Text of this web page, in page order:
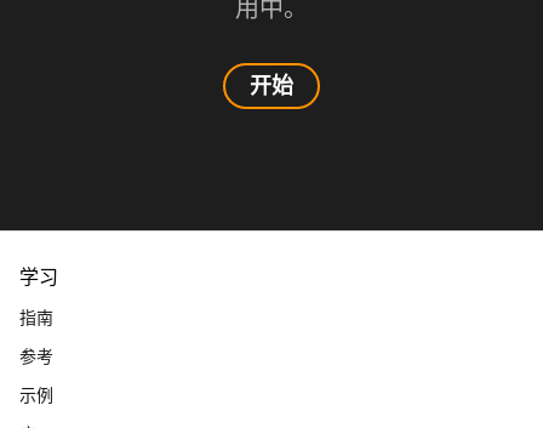
用中。
开始
学习
指南
参考
示例